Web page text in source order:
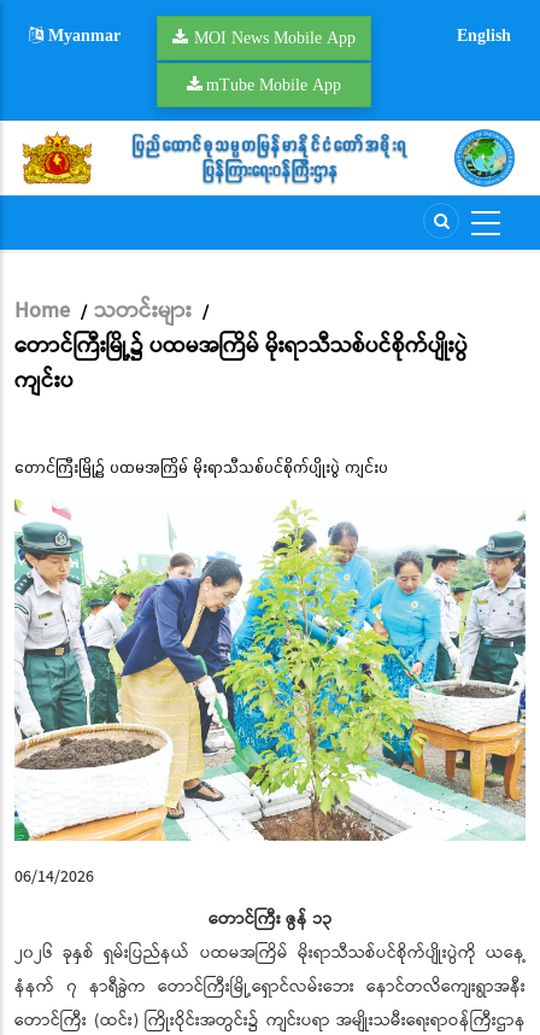
Myanmar MOI News Mobile App
mTube Mobile App
English
Breadcrumb
Home / သတင်းများ /
တောင်ကြီးမြို့၌ ပထမအကြိမ် မိုးရာသီသစ်ပင်စိုက်ပျိုးပွဲ
ကျင်းပ
တောင်ကြီးမြို့၌ ပထမအကြိမ် မိုးရာသီသစ်ပင်စိုက်ပျိုးပွဲ ကျင်းပ
06/14/2026
တောင်ကြီး ဇွန် ၁၃
၂၀၂၆ ခုနှစ် ရှမ်းပြည်နယ် ပထမအကြိမ် မိုးရာသီသစ်ပင်စိုက်ပျိုးပွဲကို ယနေ့
နံနက် ၇ နာရီခွဲက တောင်ကြီးမြို့ရှောင်လမ်းဘေး နောင်တလိကျေးရွာအနီး
တောင်ကြီး (ထင်း) ကြိုးဝိုင်းအတွင်း၌ ကျင်းပရာ အမျိုးသမီးရေးရာဝန်ကြီးဌာန